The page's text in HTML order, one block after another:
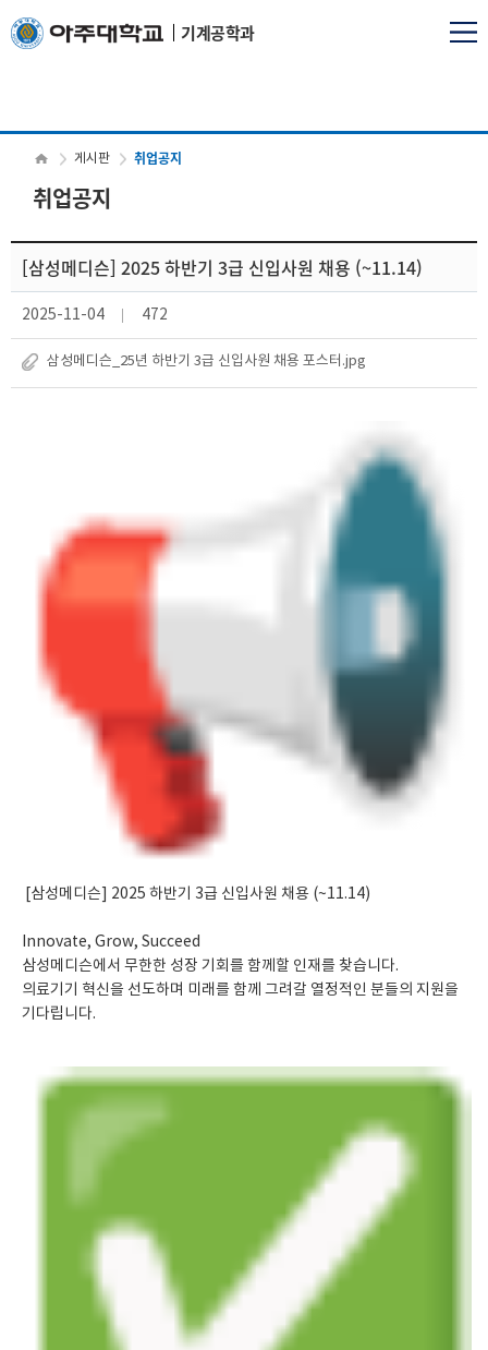
기계공학과
게시판 취업공지
취업공지
[삼성메디슨] 2025 하반기 3급 신입사원 채용 (~11.14)
2025-11-04 472
삼성메디슨_25년 하반기 3급 신입사원 채용 포스터.jpg
[삼성메디슨] 2025 하반기 3급 신입사원 채용 (~11.14)
Innovate, Grow, Succeed
삼성메 디슨에서 무한한 성장 기회를 함께할 인재를 찾습니다.
의료기기 혁신을 선도하며 미래를 함께 그려갈 열정적인 분들의 지원을
기다립니다.